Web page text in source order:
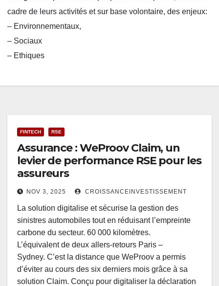
cadre de leurs activités et sur base volontaire, des enjeux:
– Environnementaux,
– Sociaux
– Ethiques
FINTECH RSE
Assurance : WeProov Claim, un
levier de performance RSE pour les
assureurs
NOV 3, 2025 CROISSANCEINVESTISSEMENT
La solution digitalise et sécurise la gestion des
sinistres automobiles tout en réduisant l’empreinte
carbone du secteur. 60 000 kilomètres.
L’équivalent de deux allers-retours Paris –
Sydney. C’est la distance que WeProov a permis
d’éviter au cours des six derniers mois grâce à sa
solution Claim. Conçu pour digitaliser la déclaration